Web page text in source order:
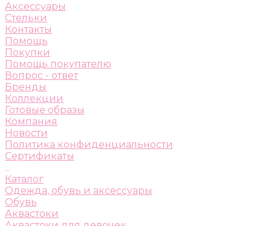
Аксессуары
Стельки
Контакты
Помощь
Покупки
Помощь покупателю
Вопрос - ответ
Бренды
Коллекции
Готовые образы
Компания
Новости
Политика конфиденциальности
Сертификаты
...
Каталог
Одежда, обувь и аксессуары
Обувь
Аквастоки